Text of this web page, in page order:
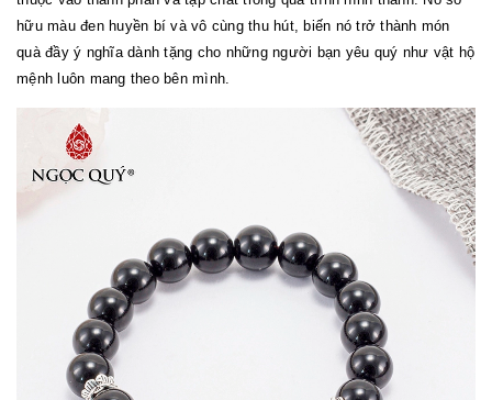
hữu màu đen huyền bí và vô cùng thu hút, biến nó trở thành món
quà đầy ý nghĩa dành tặng cho những người bạn yêu quý như vật hộ
mệnh luôn mang theo bên mình.